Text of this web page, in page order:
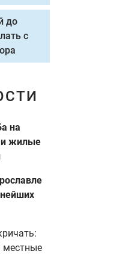
до
с
на
жилые
местные